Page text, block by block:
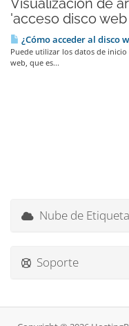
Visualización de
'acceso disco
¿Cómo acceder al disco
Puede utilizar los datos de inicio
web, que es...
Nube de
Soporte